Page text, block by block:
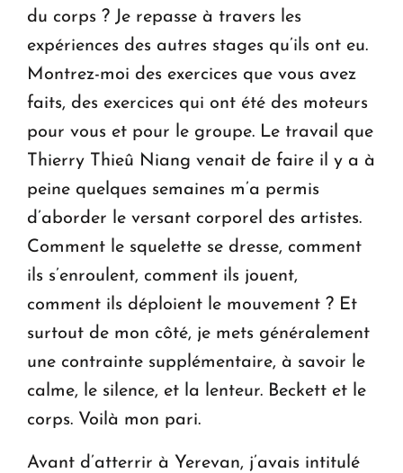
du corps ? Je repasse à travers les
expériences des autres stages qu’ils ont eu.
Montrez-moi des exercices que vous avez
faits, des exercices qui ont été des moteurs
pour vous et pour le groupe. Le travail que
Thierry Thieû Niang venait de faire il y a à
peine quelques semaines m’a permis
d’aborder le versant corporel des artistes.
Comment le squelette se dresse, comment
ils s’enroulent, comment ils jouent,
comment ils déploient le mouvement ? Et
surtout de mon côté, je mets généralement
une contrainte supplémentaire, à savoir le
calme, le silence, et la lenteur. Beckett et le
corps. Voilà mon pari.
Avant d’atterrir à Yerevan, j’avais intitulé